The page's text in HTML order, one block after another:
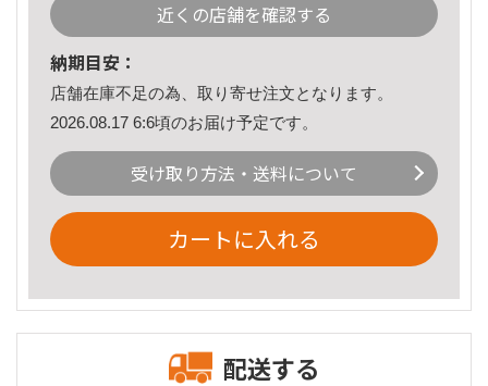
近くの店舗を確認する
納期目安：
店舗在庫不足の為、取り寄せ注文となります。
2026.08.17 6:6頃のお届け予定です。
受け取り方法・送料について
カートに入れる
配送する